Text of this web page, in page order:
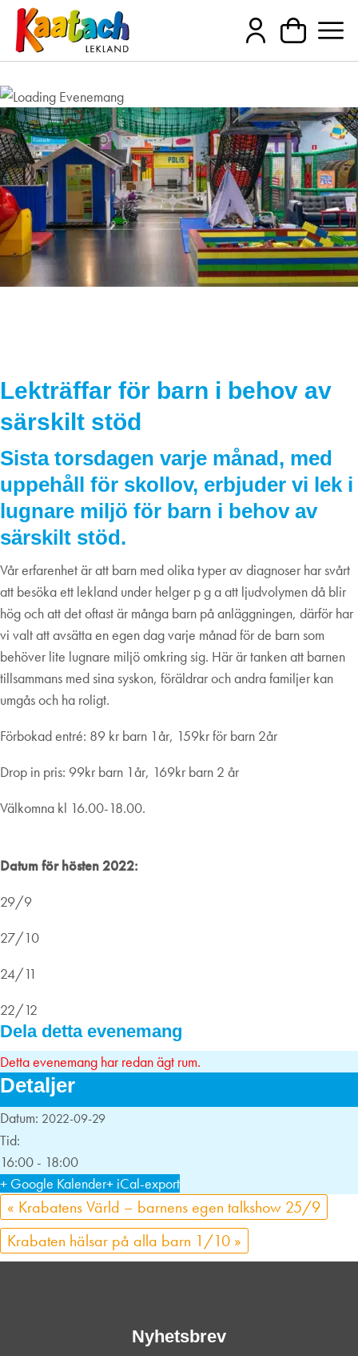
Lekträffar för barn i behov av
särskilt stöd
Sista torsdagen varje månad, med
uppehåll för skollov, erbjuder vi lek i
lugnare miljö för barn i behov av
särskilt stöd.
Vår erfarenhet är att barn med olika typer av diagnoser har svårt
att besöka ett lekland under helger p g a att ljudvolymen då blir
hög och att det oftast är många barn på anläggningen, därför har
vi valt att avsätta en egen dag varje månad för de barn som
behöver lite lugnare miljö omkring sig. Här är tanken att barnen
tillsammans med sina syskon, föräldrar och andra familjer kan
umgås och ha roligt.
Förbokad entré: 89 kr barn 1år, 159kr för barn 2år
Drop in pris: 99kr barn 1år, 169kr barn 2 år
Välkomna kl 16.00-18.00.
Datum för hösten 2022:
29/9
27/10
24/11
22/12
Dela detta evenemang
Detta evenemang har redan ägt rum.
Detaljer
Datum: 2022-09-29
Tid:
16:00 - 18:00
+ Google Kalender+ iCal-export
« Krabatens Värld – barnens egen talkshow 25/9
Krabaten hälsar på alla barn 1/10 »
Nyhetsbrev